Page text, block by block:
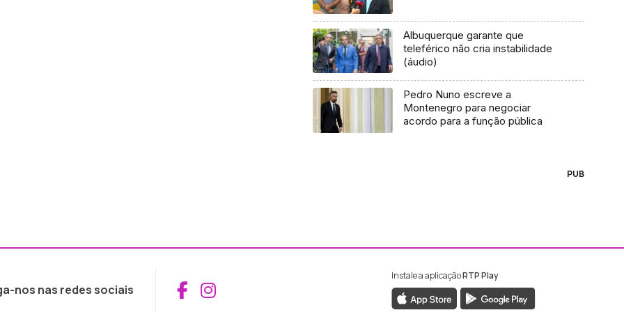
Albuquerque garante que
teleférico não cria instabilidade
(áudio)
Pedro Nuno escreve a
Montenegro para negociar
acordo para a função pública
PUB
nos nas redes sociais Aceder ao Facebook da RTP Madeira
Aceder ao Instagram da RTP Madeira
Instale a aplicaçãoRTP Play